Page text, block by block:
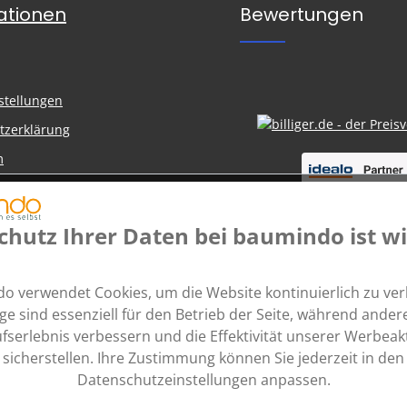
Ihrer Daten bei baumindo ist
verwendet Cookies, um die Website kontinuierlich zu
sind essenziell für den Betrieb der Seite, während
verbessern und die Effektivität unserer
sicherstellen. Ihre Zustimmung können Sie jederzeit in den
Datenschutzeinstellungen anpassen.
Zahlung
Bewertungen